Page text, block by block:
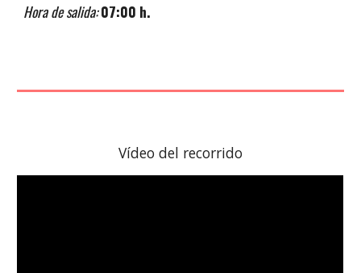
Hora de salida:07:00 h.
Vídeo del recorrido